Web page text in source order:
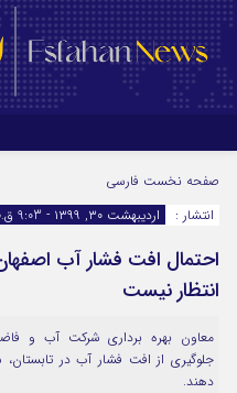
رمز عبور
مرا به خاطر بسپار
صفحه نخست فارسی
انتشار :
اردیبهشت ۳۰, ۱۳۹۹ - 9:03 ق.ظ
احتمال افت فشار آب
انتظار نیست
معاون بهره برداری شرکت آب و
دهند.